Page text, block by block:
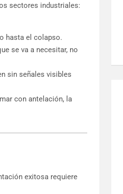
sectores industriales:
hasta el colapso.
se va a necesitar, no
sin señales visibles
con antelación, la
exitosa requiere